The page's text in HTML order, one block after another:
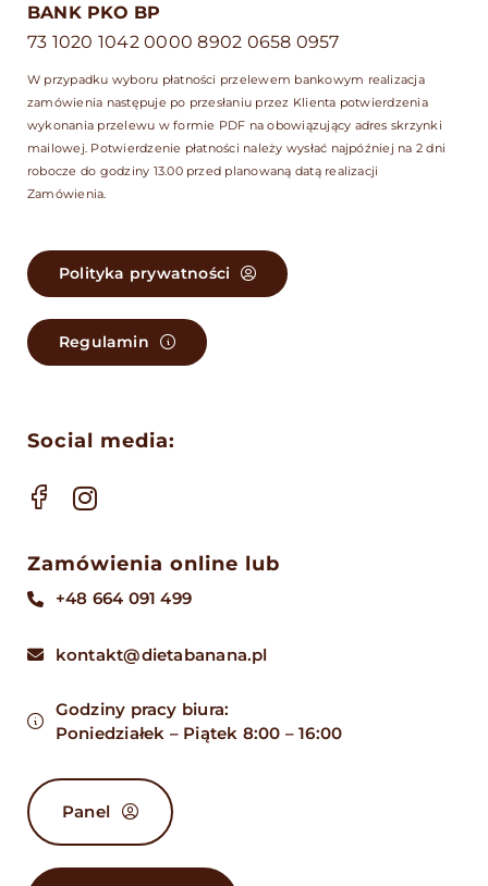
BANK PKO BP
73 1020 1042 0000 8902 0658 0957
W przypadku wyboru płatności przelewem bankowym realizacja
zamówienia następuje po przesłaniu przez Klienta potwierdzenia
wykonania przelewu w formie PDF na obowiązujący adres skrzynki
mailowej. Potwierdzenie płatności należy wysłać najpóźniej na 2 dni
robocze do godziny 13.00 przed planowaną datą realizacji
Zamówienia.
Polityka prywatności
Regulamin
Navigation
Dostawa
Kalkulator kcal
Social media:
Zamówienia online lub
+48 664 091 499
kontakt@dietabanana.pl
Godziny pracy biura:
Poniedziałek – Piątek 8:00 – 16:00
Panel